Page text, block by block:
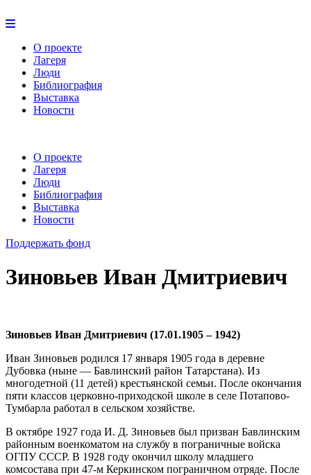
О проекте
Лагеря
Люди
Библиография
Выставка
Новости
О проекте
Лагеря
Люди
Библиография
Выставка
Новости
Поддержать фонд
Зиновьев Иван Дмитриевич
Зиновьев Иван Дмитриевич (17.01.1905 – 1942)
Иван Зиновьев родился 17 января 1905 года в деревне
Дубовка (ныне — Бавлинский район Татарстана). Из
многодетной (11 детей) крестьянской семьи. После окончания
пяти классов церковно-приходской школе в селе Потапово-
Тумбарла работал в сельском хозяйстве.
В октябре 1927 года И. Д. Зиновьев был призван Бавлинским
районным военкоматом на службу в пограничные войска
ОГПУ СССР. В 1928 году окончил школу младшего
комсостава при 47-м Керкинском пограничном отряде. После